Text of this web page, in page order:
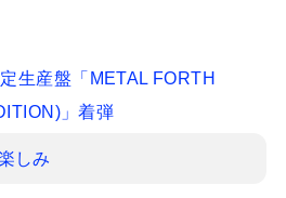
生産盤「METAL FORTH
」着弾
しみ